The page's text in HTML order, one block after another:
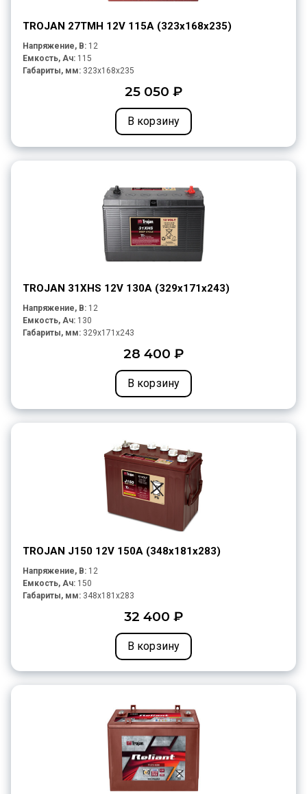
TROJAN 27TMH 12V 115A (323х168х235)
Напряжение, В: 12
Емкость, Ач: 115
Габариты, мм: 323x168x235
25 050 ₽
В корзину
TROJAN 31XHS 12V 130A (329х171х243)
Напряжение, В: 12
Емкость, Ач: 130
Габариты, мм: 329x171x243
28 400 ₽
В корзину
TROJAN J150 12V 150A (348х181х283)
Напряжение, В: 12
Емкость, Ач: 150
Габариты, мм: 348x181x283
32 400 ₽
В корзину